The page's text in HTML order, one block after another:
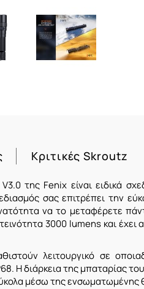
Κριτικές Skroutz
της Fenix είναι ειδικά
σας επιτρέπει την
να το μεταφέρετε
3000 lumens και έχει
λειτουργικό σε
Η διάρκεια της μπαταρίας
μέσω της ενσωματωμένης